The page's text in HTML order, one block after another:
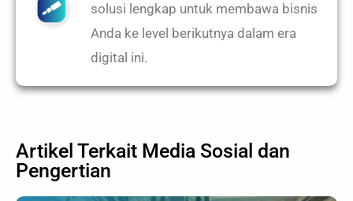
solusi lengkap untuk membawa bisnis
Anda ke level berikutnya dalam era
digital ini.
Artikel Terkait Media Sosial dan
Pengertian